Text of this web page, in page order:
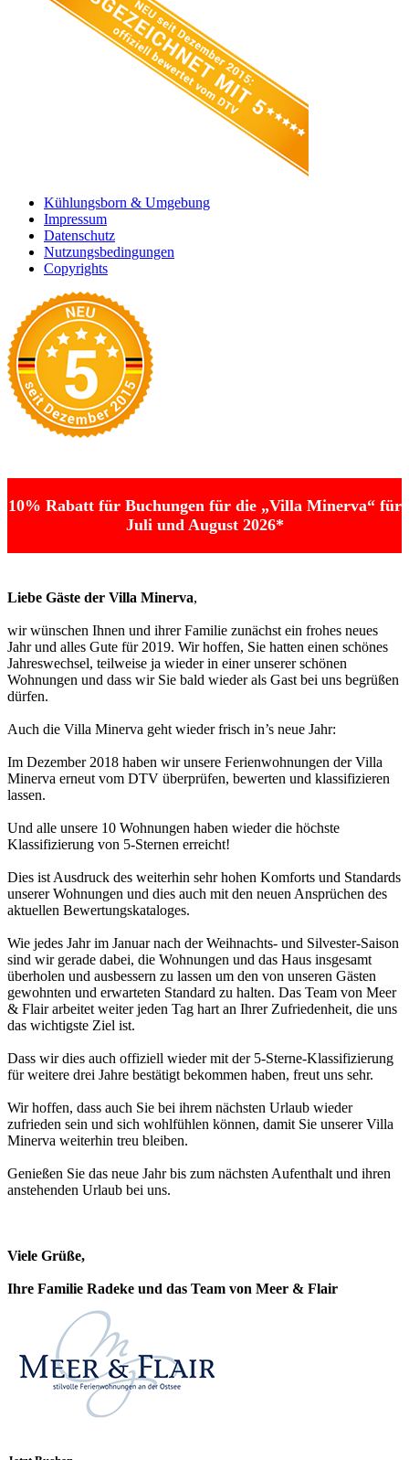
Kühlungsborn & Umgebung
Impressum
Datenschutz
Nutzungsbedingungen
Copyrights
10% Rabatt für Buchungen für die „Villa Minerva“ für
Juli und August 2026*
Liebe Gäste der Villa Minerva,
wir wünschen Ihnen und ihrer Familie zunächst ein frohes neues
Jahr und alles Gute für 2019. Wir hoffen, Sie hatten einen schönes
Jahreswechsel, teilweise ja wieder in einer unserer schönen
Wohnungen und dass wir Sie bald wieder als Gast bei uns begrüßen
dürfen.
Auch die Villa Minerva geht wieder frisch in’s neue Jahr:
Im Dezember 2018 haben wir unsere Ferienwohnungen der Villa
Minerva erneut vom DTV überprüfen, bewerten und klassifizieren
lassen.
Und alle unsere 10 Wohnungen haben wieder die höchste
Klassifizierung von 5-Sternen erreicht!
Dies ist Ausdruck des weiterhin sehr hohen Komforts und Standards
unserer Wohnungen und dies auch mit den neuen Ansprüchen des
aktuellen Bewertungskataloges.
Wie jedes Jahr im Januar nach der Weihnachts- und Silvester-Saison
sind wir gerade dabei, die Wohnungen und das Haus insgesamt
überholen und ausbessern zu lassen um den von unseren Gästen
gewohnten und erwarteten Standard zu halten. Das Team von Meer
& Flair arbeitet weiter jeden Tag hart an Ihrer Zufriedenheit, die uns
das wichtigste Ziel ist.
Dass wir dies auch offiziell wieder mit der 5-Sterne-Klassifizierung
für weitere drei Jahre bestätigt bekommen haben, freut uns sehr.
Wir hoffen, dass auch Sie bei ihrem nächsten Urlaub wieder
zufrieden sein und sich wohlfühlen können, damit Sie unserer Villa
Minerva weiterhin treu bleiben.
Genießen Sie das neue Jahr bis zum nächsten Aufenthalt und ihren
anstehenden Urlaub bei uns.
Viele Grüße,
Ihre Familie Radeke und das Team von Meer & Flair